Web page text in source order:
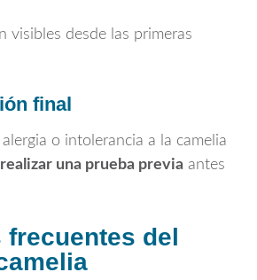
visibles desde las primeras
final
o intolerancia a la camelia
realizar una prueba previa antes
frecuentes del